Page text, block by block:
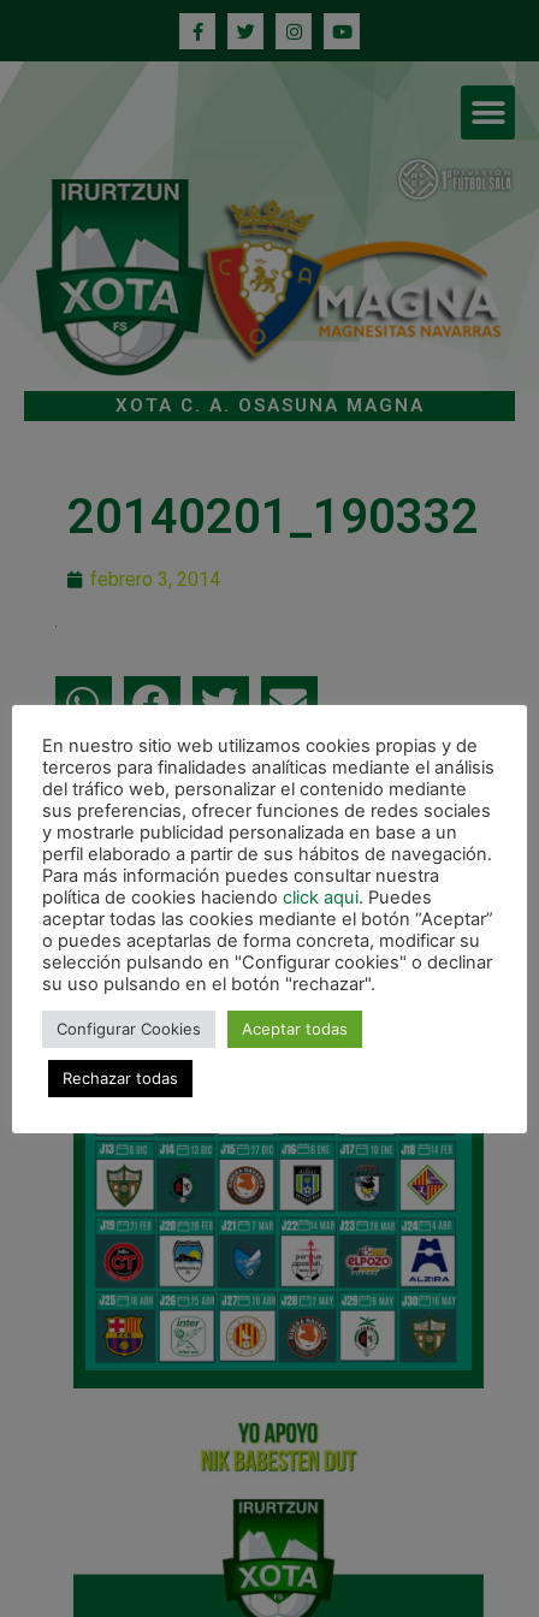
XOTA C. A. OSASUNA MAGNA
20140201_190332
febrero 3, 2014
ANTERIOR
Colas interminables en la chocolatada de Magna Xota, Lacturale y Leclerc
CALENDARIO DE LIGA
En nuestro sitio web utilizamos cookies propias y de
terceros para finalidades analíticas mediante el análisis
del tráfico web, personalizar el contenido mediante
sus preferencias, ofrecer funciones de redes sociales
y mostrarle publicidad personalizada en base a un
perfil elaborado a partir de sus hábitos de navegación.
Para más información puedes consultar nuestra
política de cookies haciendo click aqui. Puedes
aceptar todas las cookies mediante el botón “Aceptar”
o puedes aceptarlas de forma concreta, modificar su
selección pulsando en "Configurar cookies" o declinar
su uso pulsando en el botón "rechazar".
Configurar Cookies Aceptar todas
Rechazar todas